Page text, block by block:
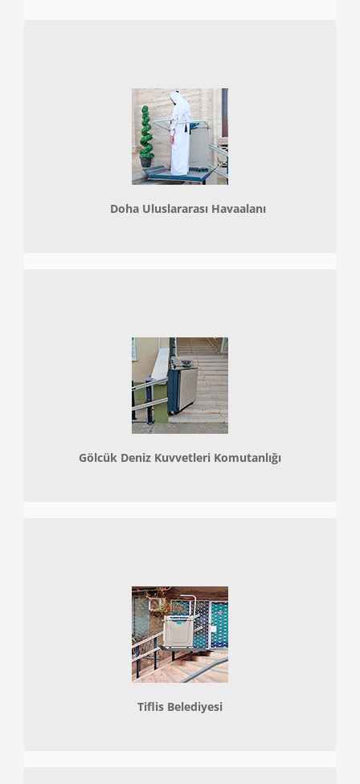
Doha Uluslararası Havaalanı
Gölcük Deniz Kuvvetleri Komutanlığı
Tiflis Belediyesi